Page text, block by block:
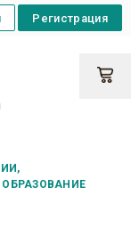
Регистрация